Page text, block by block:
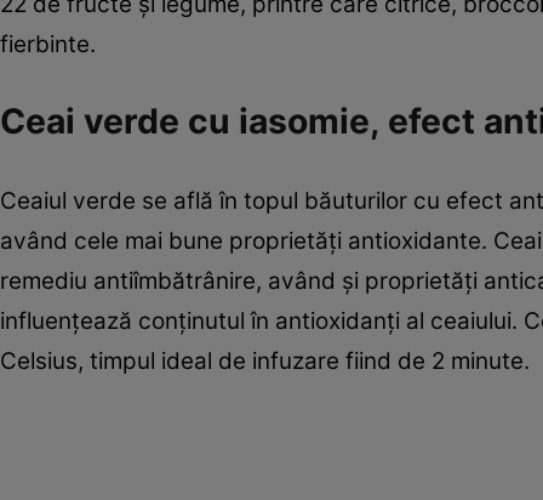
fierbinte.
Ceai verde cu iasomie, efect
Ceaiul verde se află în topul băuturilor cu efect
având cele mai bune proprietăţi antioxidante.
remediu antiîmbătrânire, având şi proprietăţi
influenţează conţinutul în antioxidanţi al ceaiului.
Celsius, timpul ideal de infuzare fiind de 2 minute.